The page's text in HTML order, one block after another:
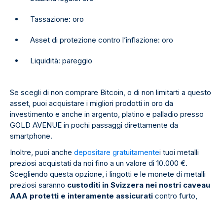
Tassazione: oro
Asset di protezione contro l’inflazione: oro
Liquidità: pareggio
Se scegli di non comprare Bitcoin, o di non limitarti a questo
asset, puoi acquistare i migliori prodotti in oro da
investimento e anche in argento, platino e palladio presso
GOLD AVENUE in pochi passaggi direttamente da
smartphone.
Inoltre, puoi anche depositare gratuitamentei tuoi metalli
preziosi acquistati da noi fino a un valore di 10.000 €.
Scegliendo questa opzione, i lingotti e le monete di metalli
preziosi saranno custoditi in Svizzera nei nostri caveau
AAA protetti e interamente assicurati contro furto,